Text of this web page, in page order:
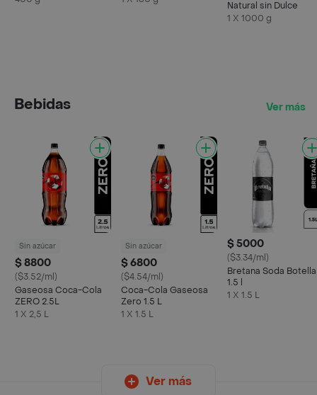
Natural sin Dulce
1 X 1000 g
Bebidas Ver más
Sin azúcar
$ 8800
($3.52/ml)
Gaseosa Coca-Cola
ZERO 2.5L
1 X 2,5 L
Sin azúcar
$ 6800
($4.54/ml)
Coca-Cola Gaseosa
Zero 1.5 L
1 X 1.5 L
$ 5000
($3.34/ml)
Bretana Soda Botella
1.5 l
1 X 1.5 L
Ver más